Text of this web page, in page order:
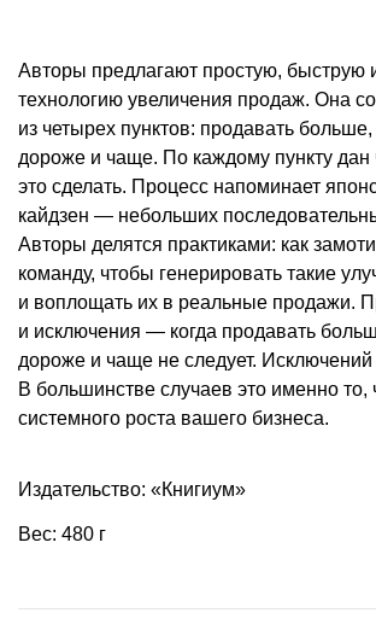
Авторы предлагают простую, быструю
технологию увеличения продаж. Она
из четырех пунктов: продавать
дороже и чаще. По каждому пункту дан
это сделать. Процесс напоминает
кайдзен — небольших
Авторы делятся практиками: как
команду, чтобы генерировать такие
и воплощать их в реальные продажи.
и исключения — когда продавать
дороже и чаще не следует.
В большинстве случаев это именно то,
системного роста вашего бизнеса.
Издательство: «Книгиум»
Вес: 480 г